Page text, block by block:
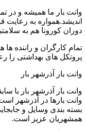
وانت بار ما همیشه و در
اندیشد.همواره به رعایت
دوران کورونا هم به
تمام کارگران و راننده
پروتکل های بهداشتی را
وانت بار آذرشهر بار
وانت بار آذرشهر بار با
وانت بارها در آذرشهر
بسته بندی وسایل و
همشهریان عزیز است.